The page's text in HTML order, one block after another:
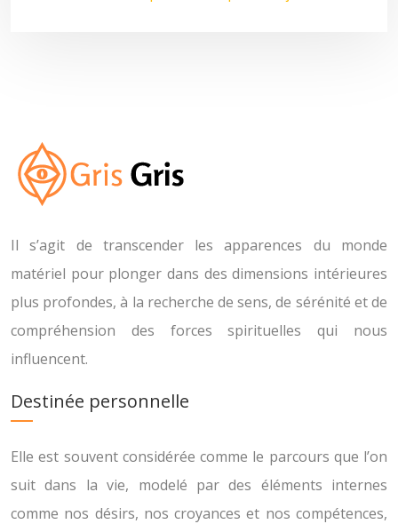
Il s’agit de transcender les apparences du monde
matériel pour plonger dans des dimensions intérieures
plus profondes, à la recherche de sens, de sérénité et de
compréhension des forces spirituelles qui nous
influencent.
Destinée personnelle
Elle est souvent considérée comme le parcours que l’on
suit dans la vie, modelé par des éléments internes
comme nos désirs, nos croyances et nos compétences,